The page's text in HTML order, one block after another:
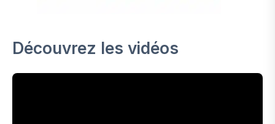
Découvrez les vidéos